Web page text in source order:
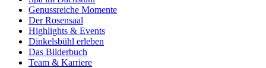
Genussreiche Momente
Der Rosensaal
Highlights & Events
Dinkelsbühl erleben
Das Bilderbuch
Team & Karriere